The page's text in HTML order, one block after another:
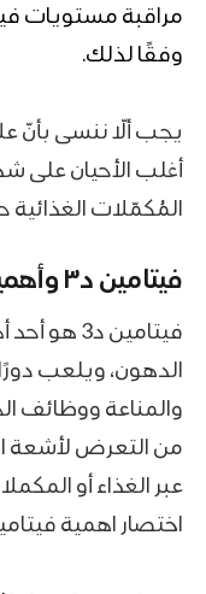
مراقبة مستويات
وفقًا لذلك.
يجب ألّا ننسى بأنّ
أغلب الأحيان على
المُكمّلات
فيتامين د٣ وأهميته: لماذا هو الأفضل؟
فيتامين
الدهون، ويلعب
والمناعة ووظائف
من التعرض
عبر الغذاء أو
اختصار اهمية